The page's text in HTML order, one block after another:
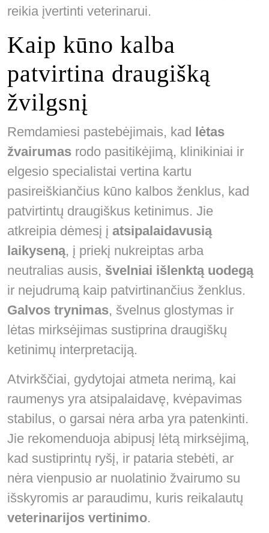
reikia įvertinti veterinarui.
Kaip kūno kalba
patvirtina draugišką
žvilgsnį
Remdamiesi pastebėjimais, kad lėtas
žvairumas rodo pasitikėjimą, klinikiniai ir
elgesio specialistai vertina kartu
pasireiškiančius kūno kalbos ženklus, kad
patvirtintų draugiškus ketinimus. Jie
atkreipia dėmesį į atsipalaidavusią
laikyseną, į priekį nukreiptas arba
neutralias ausis, švelniai išlenktą uodegą
ir nejudrumą kaip patvirtinančius ženklus.
Galvos trynimas, švelnus glostymas ir
lėtas mirksėjimas sustiprina draugiškų
ketinimų interpretaciją.
Atvirkščiai, gydytojai atmeta nerimą, kai
raumenys yra atsipalaidavę, kvėpavimas
stabilus, o garsai nėra arba yra patenkinti.
Jie rekomenduoja abipusį lėtą mirksėjimą,
kad sustiprintų ryšį, ir pataria stebėti, ar
nėra vienpusio ar nuolatinio žvairumo su
išskyromis ar paraudimu, kuris reikalautų
veterinarijos vertinimo.